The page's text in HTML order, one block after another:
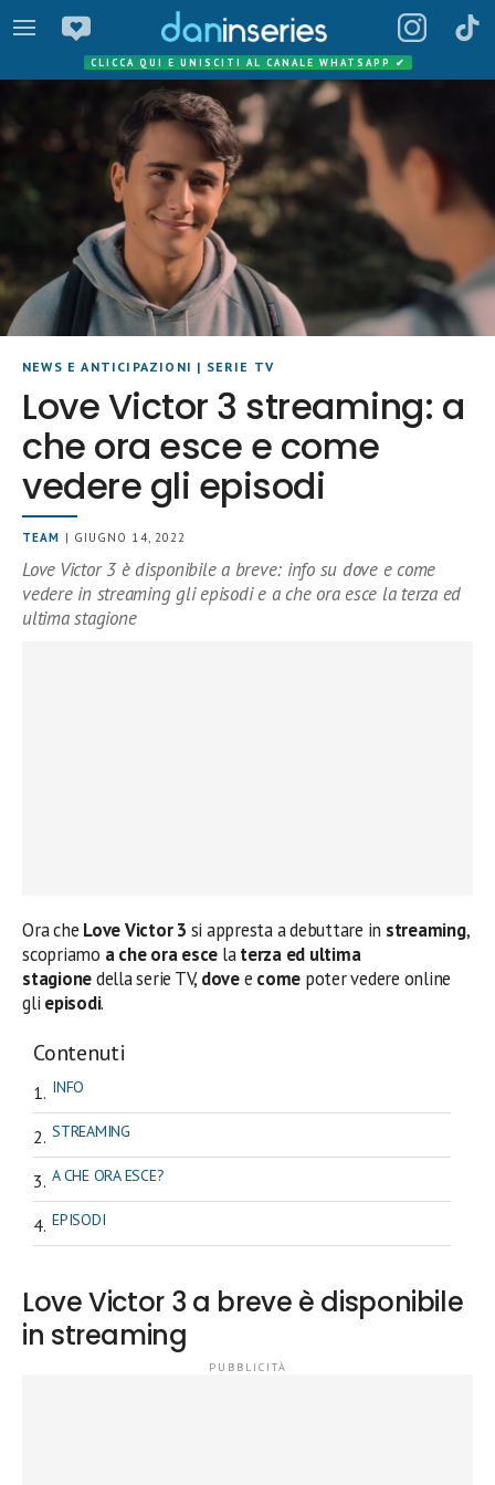
CLICCA QUI E UNISCITI AL CANALE WHATSAPP ✔
NEWS E ANTICIPAZIONI | SERIE TV
Love Victor 3 streaming: a
che ora esce e come
vedere gli episodi
TEAM | GIUGNO 14, 2022
Love Victor 3 è disponibile a breve: info su dove e come
vedere in streaming gli episodi e a che ora esce la terza ed
ultima stagione
Ora che Love Victor 3 si appresta a debuttare in streaming,
scopriamo a che ora esce laterza ed ultima
stagionedella serie TV,dovee come poter vedere online
gli episodi.
Contenuti
INFO
STREAMING
A CHE ORA ESCE?
EPISODI
Love Victor 3 a breve è disponibile
in streaming